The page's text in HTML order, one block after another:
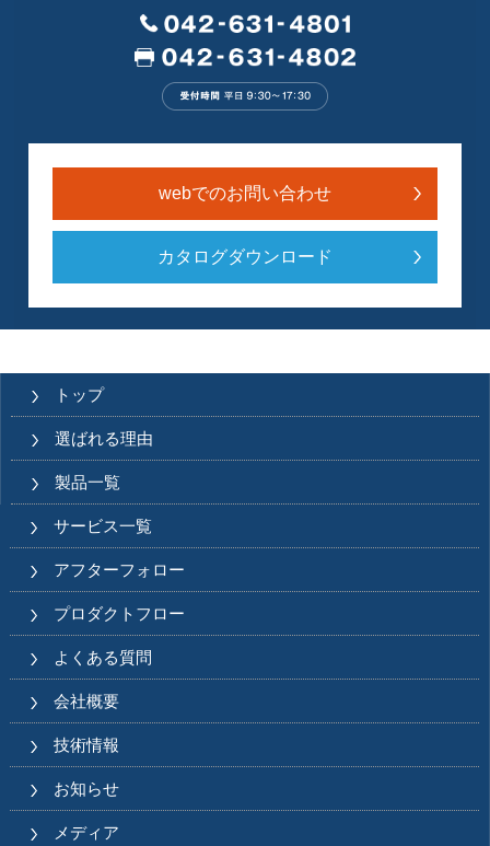
webでのお問い合わせ
カタログダウンロード
トップ
選ばれる理由
製品一覧
サービス一覧
アフターフォロー
プロダクトフロー
よくある質問
会社概要
技術情報
お知らせ
メディア